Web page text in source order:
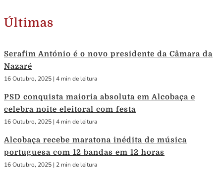
Últimas
Serafim António é o novo presidente da Câmara da
Nazaré
16 Outubro, 2025 | 4 min de leitura
PSD conquista maioria absoluta em Alcobaça e
celebra noite eleitoral com festa
16 Outubro, 2025 | 4 min de leitura
Alcobaça recebe maratona inédita de música
portuguesa com 12 bandas em 12 horas
16 Outubro, 2025 | 2 min de leitura